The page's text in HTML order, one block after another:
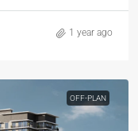
1 year ago
OFF-PLAN